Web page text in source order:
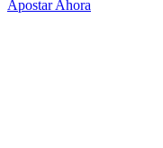
Apostar Ahora